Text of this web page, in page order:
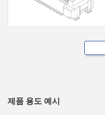
제품 용도 예시